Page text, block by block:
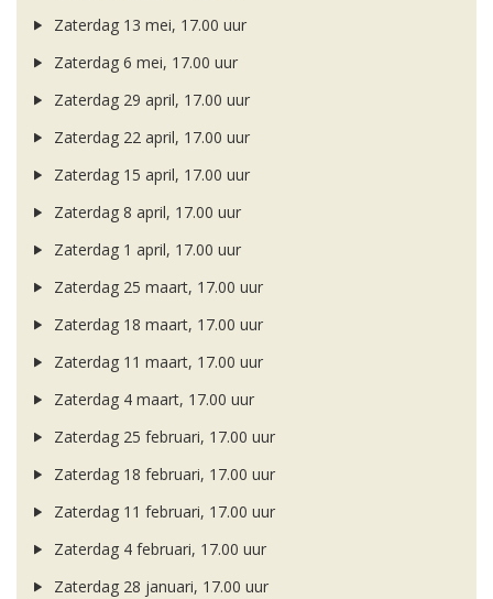
Zaterdag 13 mei, 17.00 uur
Zaterdag 6 mei, 17.00 uur
Zaterdag 29 april, 17.00 uur
Zaterdag 22 april, 17.00 uur
Zaterdag 15 april, 17.00 uur
Zaterdag 8 april, 17.00 uur
Zaterdag 1 april, 17.00 uur
Zaterdag 25 maart, 17.00 uur
Zaterdag 18 maart, 17.00 uur
Zaterdag 11 maart, 17.00 uur
Zaterdag 4 maart, 17.00 uur
Zaterdag 25 februari, 17.00 uur
Zaterdag 18 februari, 17.00 uur
Zaterdag 11 februari, 17.00 uur
Zaterdag 4 februari, 17.00 uur
Zaterdag 28 januari, 17.00 uur